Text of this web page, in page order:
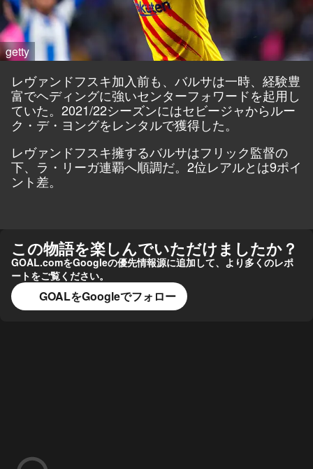
getty
レヴァンドフスキ加入前も、バルサは一時、経験豊
富でヘディングに強いセンターフォワードを起用し
ていた。2021/22シーズンにはセビージャからルー
ク・デ・ヨングをレンタルで獲得した。
レヴァンドフスキ擁するバルサはフリック監督の
下、ラ・リーガ連覇へ順調だ。2位レアルとは9ポイ
ント差。
この物語を楽しんでいただけましたか？
GOAL.comをGoogleの優先情報源に追加して、より多くのレポ
ートをご覧ください。
GOALをGoogleでフォロー